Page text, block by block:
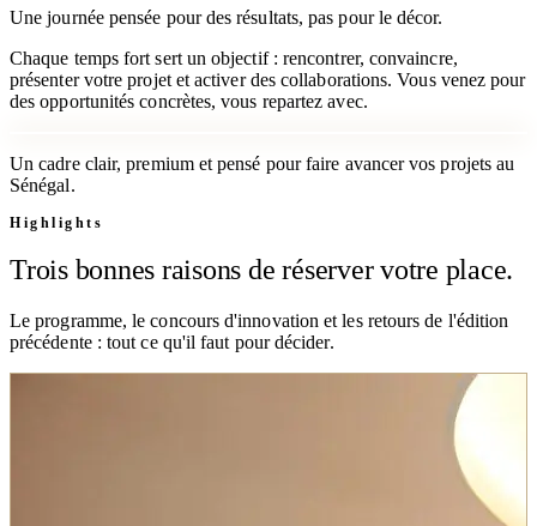
Une journée pensée pour des résultats, pas pour le décor.
Chaque temps fort sert un objectif : rencontrer, convaincre,
présenter votre projet et activer des collaborations. Vous venez pour
des opportunités concrètes, vous repartez avec.
Un cadre clair, premium et pensé pour faire avancer vos projets au
Sénégal.
Highlights
Trois bonnes raisons de réserver votre place.
Le programme, le concours d'innovation et les retours de l'édition
précédente : tout ce qu'il faut pour décider.